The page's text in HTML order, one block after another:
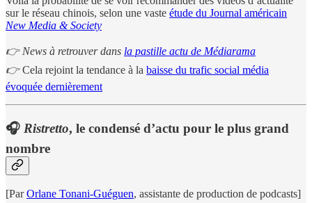
sur le réseau chinois, selon une vaste étude du Journal américain
New Media & Society
👉 News à retrouver dans la pastille actu de Médiarama
👉Cela rejoint la tendance à la baisse du trafic social média
évoquée dernièrement
🎧 Ristretto, le condensé d’actu pour le plus grand
nombre
[ParOrlane Tonani-Guéguen, assistante de production de podcasts]